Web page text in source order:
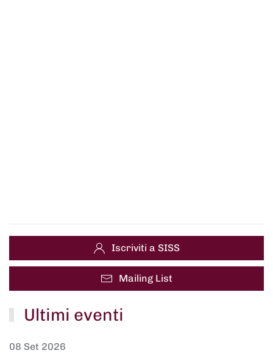
Iscriviti a SISS
Mailing List
Ultimi eventi
08 Set 2026